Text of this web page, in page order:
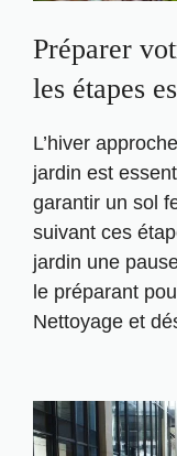
Préparer
les étapes
L’hiver
jardin est
garantir un sol
suivant ces
jardin une
le préparant
Nettoyage et